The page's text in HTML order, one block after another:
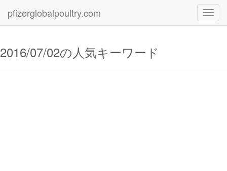
pfizerglobalpoultry.com
2016/07/02の人気キーワード